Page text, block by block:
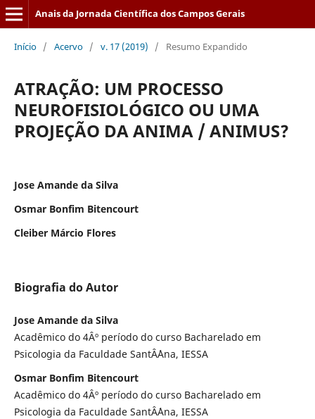
Anais da Jornada Científica dos Campos Gerais
Início / Acervo / v. 17 (2019) / Resumo Expandido
ATRAÇÃO: UM PROCESSO
NEUROFISIOLÓGICO OU UMA
PROJEÇÃO DA ANIMA / ANIMUS?
Jose Amande da Silva
Osmar Bonfim Bitencourt
Cleiber Márcio Flores
Biografia do Autor
Jose Amande da Silva
Acadêmico do 4Âº período do curso Bacharelado em
Psicologia da Faculdade SantÂ´Ana, IESSA
Osmar Bonfim Bitencourt
Acadêmico do 4Âº período do curso Bacharelado em
Psicologia da Faculdade SantÂ´Ana, IESSA